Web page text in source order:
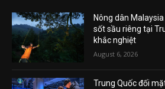
Nông dân
sốt sầu riêng tại
khắc nghiệt
August 6, 2026
Trung Quốc đối